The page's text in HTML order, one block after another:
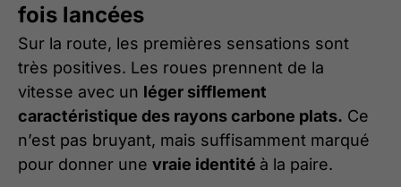
fois lancées
Sur la route, les premières sensations sont
très positives. Les roues prennent de la
vitesse avec un léger sifflement
caractéristique des rayons carbone plats. Ce
n’est pas bruyant, mais suffisamment marqué
pour donner une vraie identité à la paire.